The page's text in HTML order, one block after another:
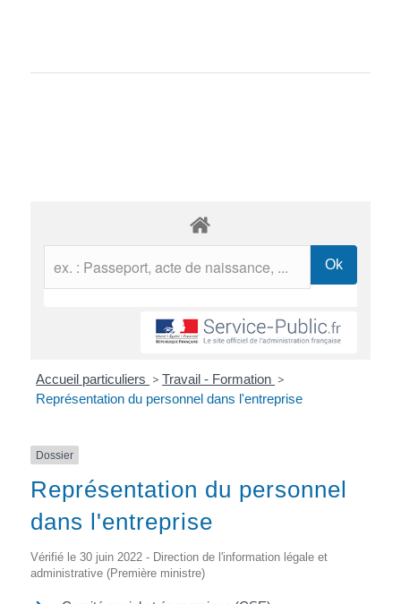
Accueil particuliers > Travail - Formation >
Représentation du personnel dans l'entreprise
Dossier
Représentation du personnel
dans l'entreprise
Vérifié le 30 juin 2022 - Direction de l'information légale et
administrative (Première ministre)